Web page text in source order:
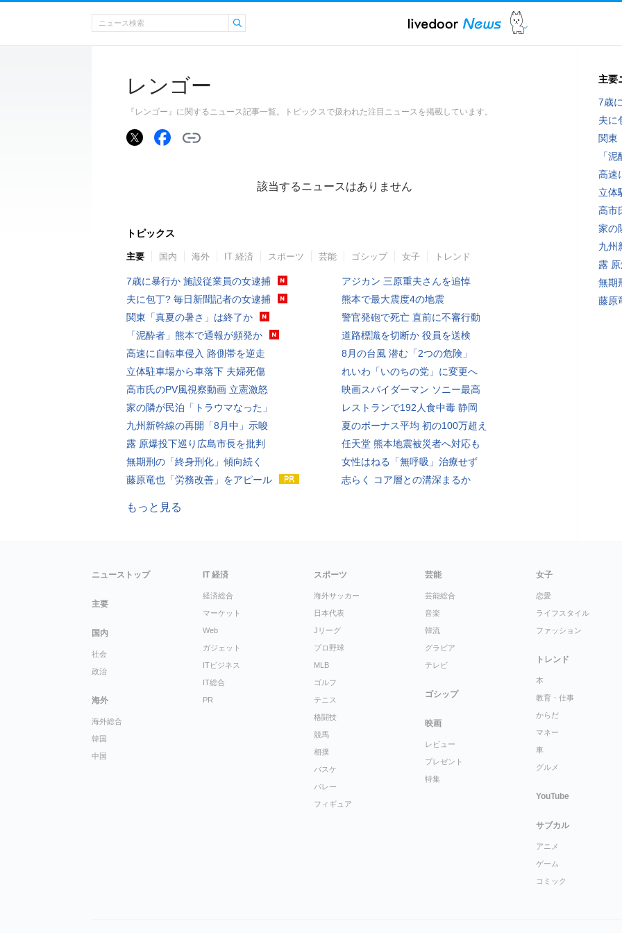
レンゴー
『レンゴー』に関するニュース記事一覧。トピックスで扱われた注目ニュースを掲載しています。
該当するニュースはありません
トピックス
主要 国内 海外 IT 経済 スポーツ 芸能 ゴシップ 女子 トレンド
7歳に暴行か 施設従業員の女逮捕
夫に包丁? 毎日新聞記者の女逮捕
関東「真夏の暑さ」は終了か
「泥酔者」熊本で通報が頻発か
高速に自転車侵入 路側帯を逆走
立体駐車場から車落下 夫婦死傷
高市氏のPV風視察動画 立憲激怒
家の隣が民泊「トラウマなった」
九州新幹線の再開「8月中」示唆
露 原爆投下巡り広島市長を批判
無期刑の「終身刑化」傾向続く
藤原竜也「労務改善」をアピール
アジカン 三原重夫さんを追悼
熊本で最大震度4の地震
警官発砲で死亡 直前に不審行動
道路標識を切断か 役員を送検
8月の台風 潜む「2つの危険」
れいわ「いのちの党」に変更へ
映画スパイダーマン ソニー最高
レストランで192人食中毒 静岡
夏のボーナス平均 初の100万超え
任天堂 熊本地震被災者へ対応も
女性はねる「無呼吸」治療せず
志らく コア層との溝深まるか
もっと見る
主要
7歳
夫に
関東
「
高速
立体
高市
家の
九州
露
無期
藤原
ニューストップ
主要
国内
社会
政治
海外
海外総合
韓国
中国
IT 経済
経済総合
マーケット
Web
ガジェット
ITビジネス
IT総合
PR
スポーツ
海外サッカー
日本代表
Jリーグ
プロ野球
MLB
ゴルフ
テニス
格闘技
競馬
相撲
バスケ
バレー
フィギュア
芸能
芸能総合
音楽
韓流
グラビア
テレビ
ゴシップ
映画
レビュー
プレゼント
特集
女子
恋愛
ライフスタイル
ファッション
トレンド
本
教育・仕事
からだ
マネー
車
グルメ
YouTube
サブカル
アニメ
ゲーム
コミック